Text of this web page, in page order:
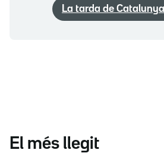
La tarda de
El més llegit